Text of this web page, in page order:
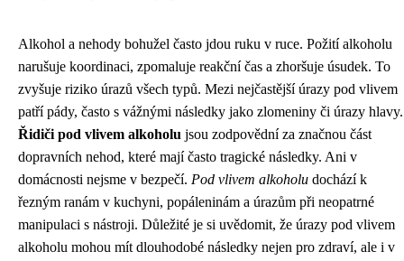
Alkohol a nehody bohužel často jdou ruku v ruce. Požití alkoholu
narušuje koordinaci, zpomaluje reakční čas a zhoršuje úsudek. To
zvyšuje riziko úrazů všech typů. Mezi nejčastější úrazy pod vlivem
patří pády, často s vážnými následky jako zlomeniny či úrazy hlavy.
Řidiči pod vlivem alkoholu jsou zodpovědní za značnou část
dopravních nehod, které mají často tragické následky. Ani v
domácnosti nejsme v bezpečí. Pod vlivem alkoholu dochází k
řezným ranám v kuchyni, popáleninám a úrazům při neopatrné
manipulaci s nástroji. Důležité je si uvědomit, že úrazy pod vlivem
alkoholu mohou mít dlouhodobé následky nejen pro zdraví, ale i v